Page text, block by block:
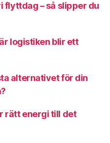
flyttdag – så slipper du
logistiken blir ett
alternativet för din
rätt energi till det